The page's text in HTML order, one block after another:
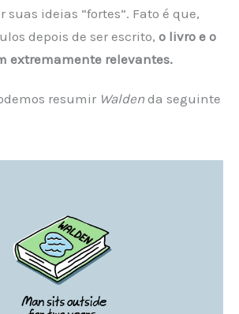
suas ideias “fortes”. Fato é que,
depois de ser escrito, o livro e o
extremamente relevantes.
resumir Walden da seguinte